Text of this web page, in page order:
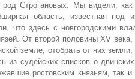
род Строгановых. Мы видели,
область, известная под
что здесь с новгородскими
От второй половины XV
земле, отобрать от них
из судейских списков о
ростовским князьям, так